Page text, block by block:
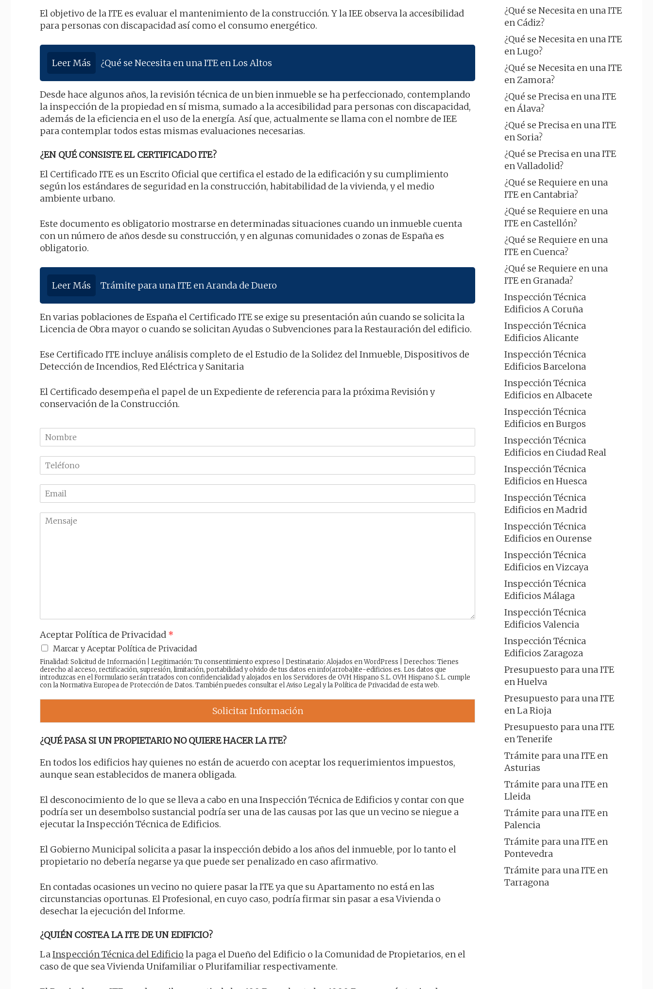
El objetivo de la ITE es evaluar el mantenimiento de la construcción. Y la IEE observa la accesibilidad
para personas con discapacidad así como el consumo energético.
Leer Más ¿Qué se Necesita en una ITE en Los Altos
Desde hace algunos años, la revisión técnica de un bien inmueble se ha perfeccionado, contemplando
la inspección de la propiedad en sí misma, sumado a la accesibilidad para personas con discapacidad,
además de la eficiencia en el uso de la energía. Así que, actualmente se llama con el nombre de IEE
para contemplar todos estas mismas evaluaciones necesarias.
¿EN QUÉ CONSISTE EL CERTIFICADO ITE?
El Certificado ITE es un Escrito Oficial que certifica el estado de la edificación y su cumplimiento
según los estándares de seguridad en la construcción, habitabilidad de la vivienda, y el medio
ambiente urbano.
Este documento es obligatorio mostrarse en determinadas situaciones cuando un inmueble cuenta
con un número de años desde su construcción, y en algunas comunidades o zonas de España es
obligatorio.
Leer Más Trámite para una ITE en Aranda de Duero
En varias poblaciones de España el Certificado ITE se exige su presentación aún cuando se solicita la
Licencia de Obra mayor o cuando se solicitan Ayudas o Subvenciones para la Restauración del edificio.
Ese Certificado ITE incluye análisis completo de el Estudio de la Solidez del Inmueble, Dispositivos de
Detección de Incendios, Red Eléctrica y Sanitaria
El Certificado desempeña el papel de un Expediente de referencia para la próxima Revisión y
conservación de la Construcción.
N
o
m
r
e
l
f
m
a
M
Aceptar Política de Privacidad *
Marcar y Aceptar Política de Privacidad
Finalidad: Solicitud de Información | Legitimación: Tu consentimiento expreso | Destinatario: Alojados en WordPress | Derechos: Tienes
derecho al acceso, rectificación, supresión, limitación, portabilidad y olvido de tus datos en info(arroba)ite-edificios.es. Los datos que
introduzcas en el Formulario serán tratados con confidencialidad y alojados en los Servidores de OVH Hispano S.L. OVH Hispano S.L. cumple
con la Normativa Europea de Protección de Datos. También puedes consultar elAviso Legaly laPolítica de Privacidadde esta web.
Solicitar Información
¿QUÉ PASA SI UN PROPIETARIO NO QUIERE HACER LA ITE?
En todos los edificios hay quienes no están de acuerdo con aceptar los requerimientos impuestos,
aunque sean establecidos de manera obligada.
El desconocimiento de lo que se lleva a cabo en una Inspección Técnica de Edificios y contar con que
podría ser un desembolso sustancial podría ser una de las causas por las que un vecino se niegue a
ejecutar la Inspección Técnica de Edificios.
El Gobierno Municipal solicita a pasar la inspección debido a los años del inmueble, por lo tanto el
propietario no debería negarse ya que puede ser penalizado en caso afirmativo.
En contadas ocasiones un vecino no quiere pasar la ITE ya que su Apartamento no está en las
circunstancias oportunas. El Profesional, en cuyo caso, podría firmar sin pasar a esa Vivienda o
desechar la ejecución del Informe.
¿QUIÉN COSTEA LA ITE DE UN EDIFICIO?
LaInspección Técnica del Edificio la paga el Dueño del Edificio o la Comunidad de Propietarios, en el
caso de que sea Vivienda Unifamiliar o Plurifamiliar respectivamente.
¿Qué se Necesita en una ITE
en Cádiz?
¿Qué se Necesita en una ITE
en Lugo?
¿Qué se Necesita en una ITE
en Zamora?
¿Qué se Precisa en una ITE
en Álava?
¿Qué se Precisa en una ITE
en Soria?
¿Qué se Precisa en una ITE
en Valladolid?
¿Qué se Requiere en una
ITE en Cantabria?
¿Qué se Requiere en una
ITE en Castellón?
¿Qué se Requiere en una
ITE en Cuenca?
¿Qué se Requiere en una
ITE en Granada?
Inspección Técnica
Edificios A Coruña
Inspección Técnica
Edificios Alicante
Inspección Técnica
Edificios Barcelona
Inspección Técnica
Edificios en Albacete
Inspección Técnica
Edificios en Burgos
Inspección Técnica
Edificios en Ciudad Real
Inspección Técnica
Edificios en Huesca
Inspección Técnica
Edificios en Madrid
Inspección Técnica
Edificios en Ourense
Inspección Técnica
Edificios en Vizcaya
Inspección Técnica
Edificios Málaga
Inspección Técnica
Edificios Valencia
Inspección Técnica
Edificios Zaragoza
Presupuesto para una ITE
en Huelva
Presupuesto para una ITE
en La Rioja
Presupuesto para una ITE
en Tenerife
Trámite para una ITE en
Asturias
Trámite para una ITE en
Lleida
Trámite para una ITE en
Palencia
Trámite para una ITE en
Pontevedra
Trámite para una ITE en
Tarragona